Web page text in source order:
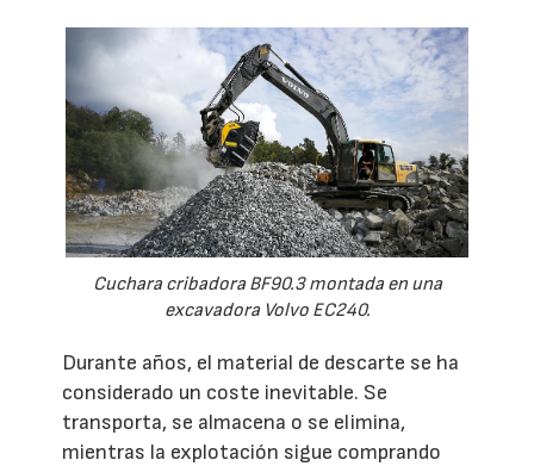
Cuchara cribadora BF90.3 montada en una
excavadora Volvo EC240.
Durante años, el material de descarte se ha
considerado un coste inevitable. Se
transporta, se almacena o se elimina,
mientras la explotación sigue comprando